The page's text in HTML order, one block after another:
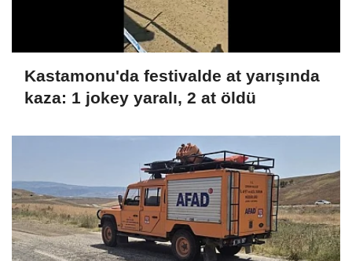
Kastamonu'da festivalde at yarışında
kaza: 1 jokey yaralı, 2 at öldü